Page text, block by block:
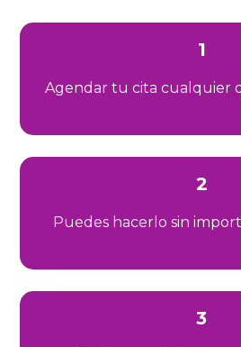
1
Agendar tu cita cualquier
2
Puedes hacerlo sin
3